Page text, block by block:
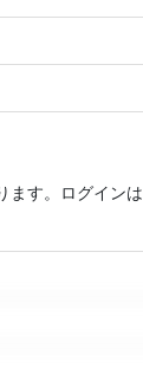
ます。ログインは